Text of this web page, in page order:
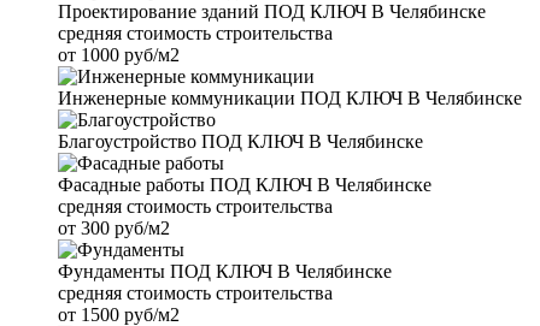
Проектирование зданий ПОД КЛЮЧ В Челябинске
средняя стоимость строительства
от 1000 руб/м2
Инженерные коммуникации ПОД КЛЮЧ В Челябинске
Благоустройство ПОД КЛЮЧ В Челябинске
Фасадные работы ПОД КЛЮЧ В Челябинске
средняя стоимость строительства
от 300 руб/м2
Фундаменты ПОД КЛЮЧ В Челябинске
средняя стоимость строительства
от 1500 руб/м2